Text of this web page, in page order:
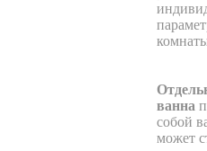
ванна
собой
может